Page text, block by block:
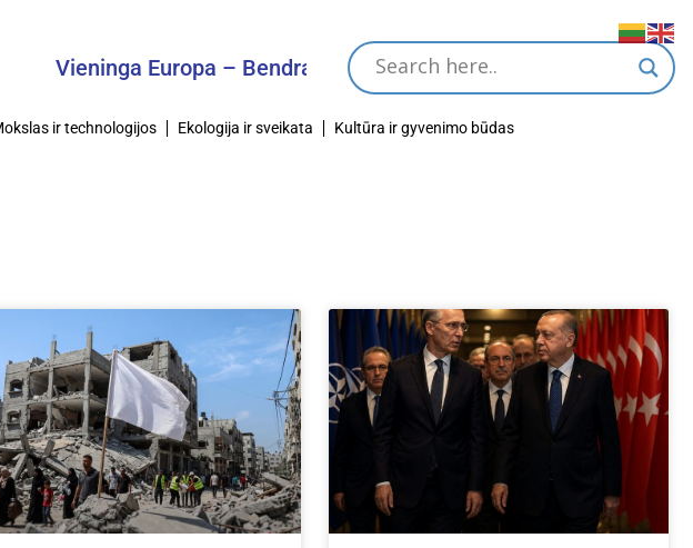
Vieninga Europa – Bendras Tikslas
ir technologijos Ekologija ir sveikata Kultūra ir gyvenimo būdas